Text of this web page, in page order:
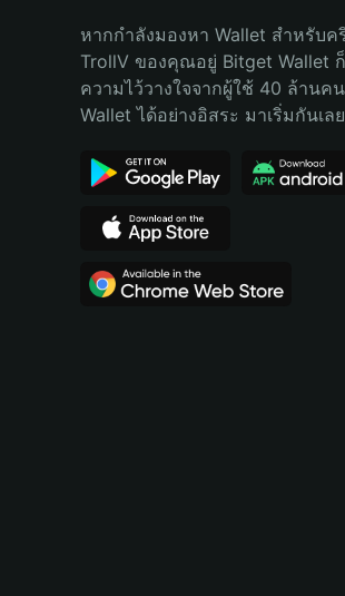
Bahasa Indonesia
Português (Brasil)
หากกำลังมองหา Wallet สำหรับ
TrollV ของคุณอยู่ Bitget Wallet
ความไว้วางใจจากผู้ใช้ 40 ล้าน
Wallet ได้อย่างอิสระ มาเริ่มกันเล